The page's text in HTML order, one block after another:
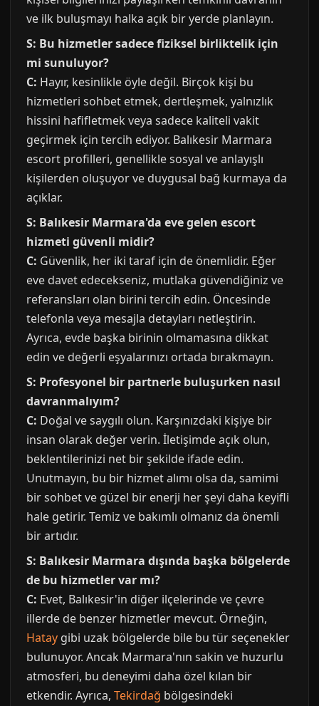
ve ilk buluşmayı halka açık bir yerde planlayın.
S: Bu hizmetler sadece fiziksel birliktelik için
mi sunuluyor?
C: Hayır, kesinlikle öyle değil. Birçok kişi bu
hizmetleri sohbet etmek, dertleşmek, yalnızlık
hissini hafifletmek veya sadece kaliteli vakit
geçirmek için tercih ediyor. Balıkesir Marmara
escort profilleri, genellikle sosyal ve anlayışlı
kişilerden oluşuyor ve duygusal bağ kurmaya da
açıklar.
S: Balıkesir Marmara'da eve gelen escort
hizmeti güvenli midir?
C: Güvenlik, her iki taraf için de önemlidir. Eğer
eve davet edecekseniz, mutlaka güvendiğiniz ve
referansları olan birini tercih edin. Öncesinde
telefonla veya mesajla detayları netleştirin.
Ayrıca, evde başka birinin olmamasına dikkat
edin ve değerli eşyalarınızı ortada bırakmayın.
S: Profesyonel bir partnerle buluşurken nasıl
davranmalıyım?
C: Doğal ve saygılı olun. Karşınızdaki kişiye bir
insan olarak değer verin. İletişimde açık olun,
beklentilerinizi net bir şekilde ifade edin.
Unutmayın, bu bir hizmet alımı olsa da, samimi
bir sohbet ve güzel bir enerji her şeyi daha keyifli
hale getirir. Temiz ve bakımlı olmanız da önemli
bir artıdır.
S: Balıkesir Marmara dışında başka bölgelerde
de bu hizmetler var mı?
C: Evet, Balıkesir'in diğer ilçelerinde ve çevre
illerde de benzer hizmetler mevcut. Örneğin,
Hatay gibi uzak bölgelerde bile bu tür seçenekler
bulunuyor. Ancak Marmara'nın sakin ve huzurlu
atmosferi, bu deneyimi daha özel kılan bir
etkendir. Ayrıca, Tekirdağ bölgesindeki